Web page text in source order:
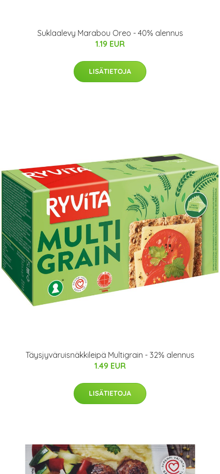
Suklaalevy Marabou Oreo - 40% alennus
1.19 EUR
LISÄTIETOJA
Täysjyväruisnäkkileipä Multigrain - 32% alennus
1.49 EUR
LISÄTIETOJA